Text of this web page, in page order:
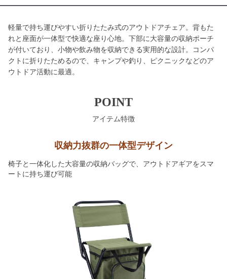
軽量で持ち運びやすい折りたたみ式のアウトドアチェア。背もた
れと座面が一体型で快適な座り心地。下部に大容量の収納ポーチ
が付いており、小物や飲み物を収納できる実用的な設計。コンパ
クトに折りたためるので、キャンプや釣り、ピクニックなどのア
ウトドア活動に最適。
POINT
アイテム特徴
収納力抜群の一体型デザイン
椅子と一体化した大容量の収納バッグで、アウトドアギアをスマ
ートに持ち運び可能